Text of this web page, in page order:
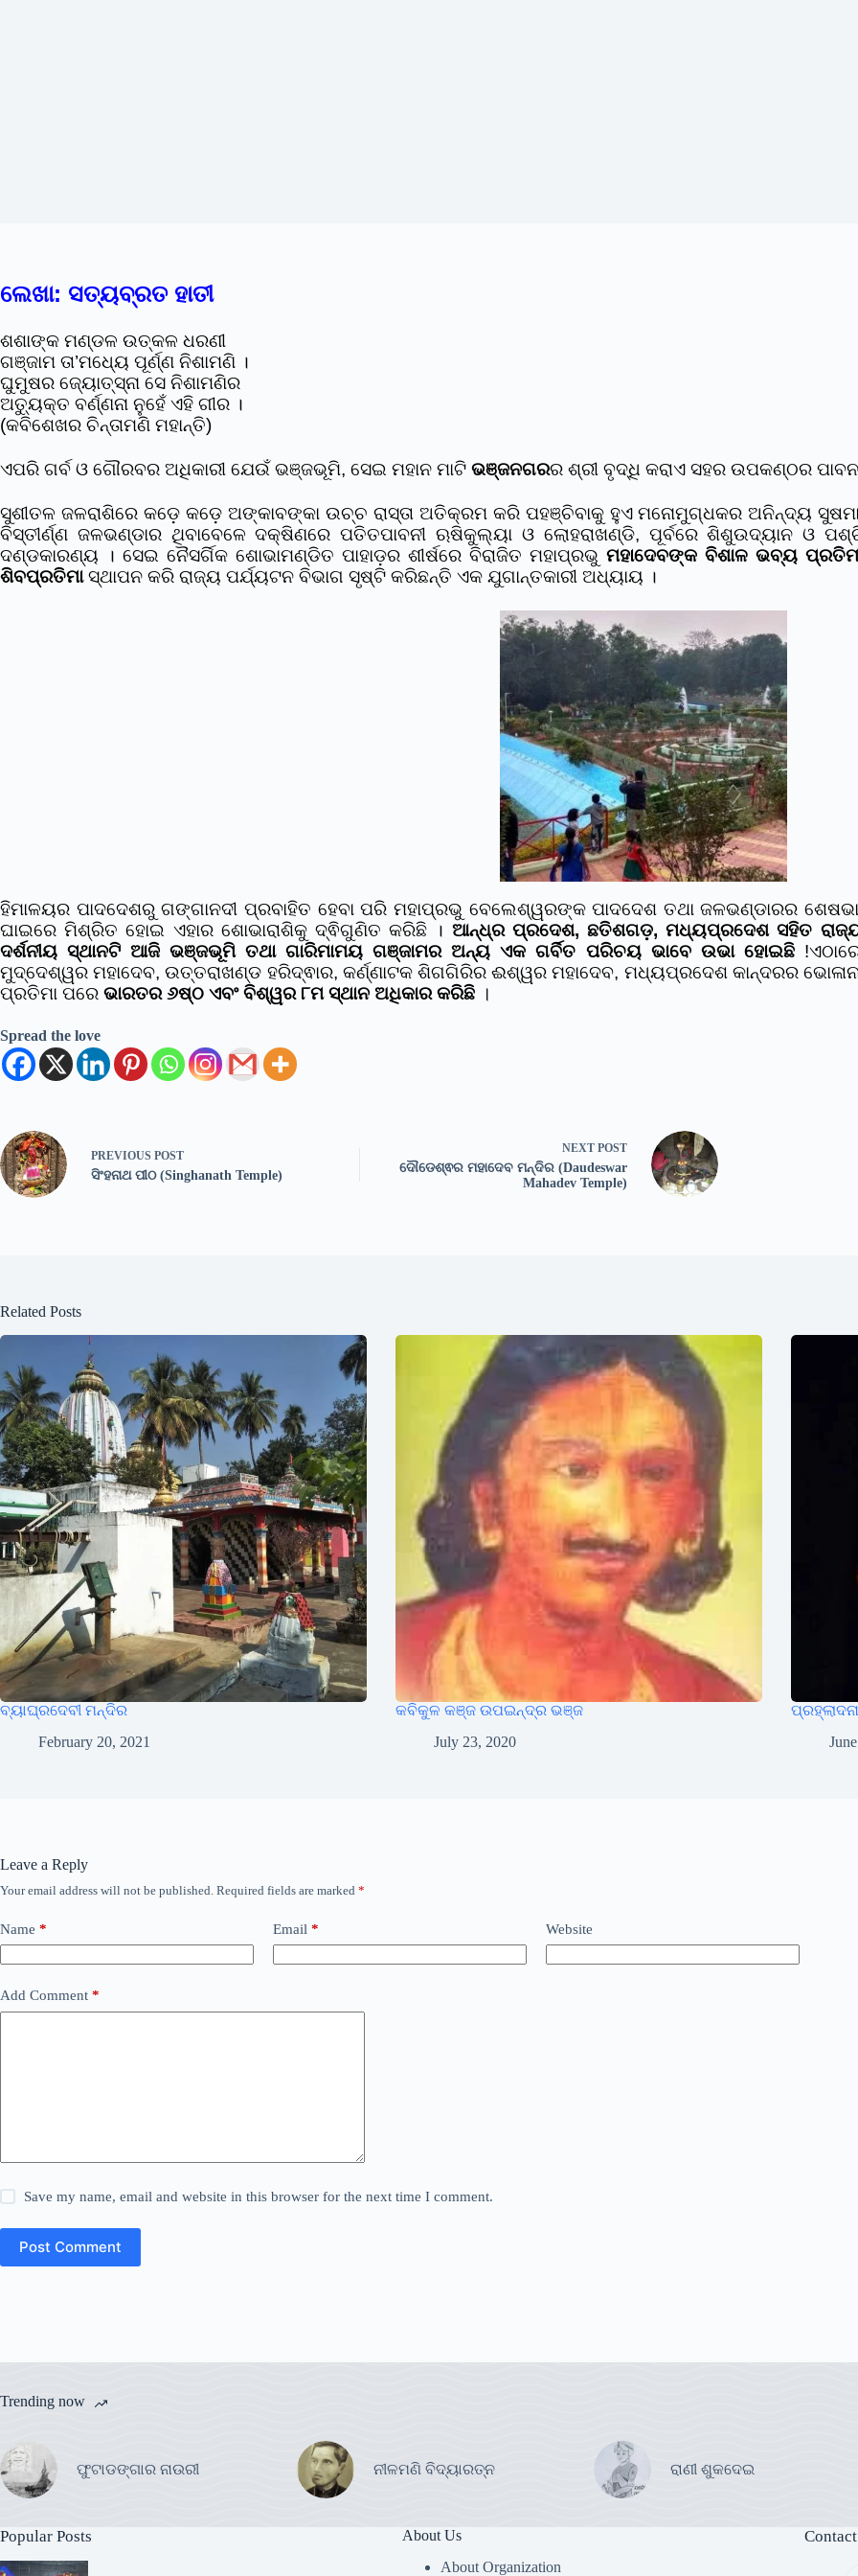
ଲେଖା: ସତ୍ୟବ୍ରତ ହାତୀ
ଶଶାଙ୍କ ମଣ୍ଡଳ ଉତ୍କଳ ଧରଣୀ
ଗଞ୍ଜାମ ତା’ମଧ୍ୟେ ପୂର୍ଣ୍ଣ ନିଶାମଣି ।
ଘୁମୁଷର ଜ୍ୟୋତ୍ସ୍ନା ସେ ନିଶାମଣିର
ଅତ୍ୟୁକ୍ତ ବର୍ଣ୍ଣନା ନୁହେଁ ଏହି ଗୀର ।
(କବିଶେଖର ଚିନ୍ତାମଣି ମହାନ୍ତି)
ଏପରି ଗର୍ବ ଓ ଗୌରବର ଅଧିକାରୀ ଯେଉଁ ଭଞ୍ଜଭୂମି, ସେଇ ମହାନ ମାଟି ଭଞ୍ଜନଗରର ଶ୍ରୀ ବୃଦ୍ଧି କରାଏ ସହର ଉପକଣ୍ଠର
ସୁଶୀତଳ ଜଳରାଶିରେ କଡ଼େ କଡ଼େ ଅଙ୍କାବଙ୍କା ଉଚ୍ଚ ରାସ୍ତା ଅତିକ୍ରମ କରି ପହଞ୍ଚିବାକୁ ହୁଏ ମନୋମୁଗ୍ଧକର ଅନିନ୍ଦ୍ୟ
ବିସ୍ତୀର୍ଣ୍ଣ ଜଳଭଣ୍ଡାର ଥିବାବେଳେ ଦକ୍ଷିଣରେ ପତିତପାବନୀ ଋଷିକୁଲ୍ୟା ଓ ଲୋହରାଖଣ୍ଡି, ପୂର୍ବରେ ଶିଶୁଉଦ୍ୟାନ ଓ
ଦଣ୍ଡକାରଣ୍ୟ । ସେଇ ନୈସର୍ଗିକ ଶୋଭାମଣ୍ଡିତ ପାହାଡ଼ର ଶୀର୍ଷରେ ବିରାଜିତ ମହାପ୍ରଭୁ ମହାଦେବଙ୍କ ବିଶାଳ ଭବ୍ୟ
ଶିବପ୍ରତିମାସ୍ଥାପନ କରି ରାଜ୍ୟ ପର୍ଯ୍ୟଟନ ବିଭାଗ ସୃଷ୍ଟି କରିଛନ୍ତି ଏକ ଯୁଗାନ୍ତକାରୀ ଅଧ୍ୟାୟ ।
ହିମାଳୟର ପାଦଦେଶରୁ ଗଙ୍ଗାନଦୀ ପ୍ରବାହିତ ହେବା ପରି ମହାପ୍ରଭୁ ବେଲେଶ୍ୱରଙ୍କ ପାଦଦେଶ ତଥା ଜଳଭଣ୍ଡାରର
ଘାଇରେ ମିଶ୍ରିତ ହୋଇ ଏହାର ଶୋଭାରାଶିକୁ ଦ୍ଵିଗୁଣିତ କରିଛି । ଆନ୍ଧ୍ର ପ୍ରଦେଶ, ଛତିଶଗଡ଼, ମଧ୍ୟପ୍ରଦେଶ ସହିତ
ଦର୍ଶନୀୟ ସ୍ଥାନଟି ଆଜି ଭଞ୍ଜଭୂମି ତଥା ଗାରିମାମୟ ଗଞ୍ଜାମର ଅନ୍ୟ ଏକ ଗର୍ବିତ ପରିଚୟ ଭାବେ ଉଭା ହୋଇଛି!
ମୁଦ୍ଦେଶ୍ୱର ମହାଦେବ, ଉତ୍ତରାଖଣ୍ଡ ହରିଦ୍ଵାର, କର୍ଣ୍ଣାଟକ ଶିଗଗିରିର ଈଶ୍ୱର ମହାଦେବ, ମଧ୍ୟପ୍ରଦେଶ କାନ୍ଦରର
ପ୍ରତିମା ପରେ ଭାରତର ୬ଷ୍ଠ ଏବଂ ବିଶ୍ୱର ୮ମ ସ୍ଥାନ ଅଧିକାର କରିଛି ।
Spread the love
PREVIOUS POST
ସିଂହନାଥ ପୀଠ (Singhanath Temple)
NEXT POST
ଦୌଡେଶ୍ଵର ମହାଦେବ ମନ୍ଦିର (Daudeswar
Mahadev Temple)
Related Posts
ବ୍ୟାଘ୍ରଦେବୀ ମନ୍ଦିର
February 20, 2021
କବିକୁଳ କଞ୍ଜ ଉପଇନ୍ଦ୍ର ଭଞ୍ଜ
July 23, 2020
Leave a Reply
Your email address will not be published. Required fields are marked *
Name * Email * Website
Add Comment *
Save my name, email and website in this browser for the next time I comment.
Post Comment
Trending now
ଫୁଟାଡଙ୍ଗାର ନାଉରୀ ନୀଳମଣି ବିଦ୍ୟାରତ୍ନ ରାଣୀ ଶୁକଦେଇ
Popular Posts
About Us
About Organization